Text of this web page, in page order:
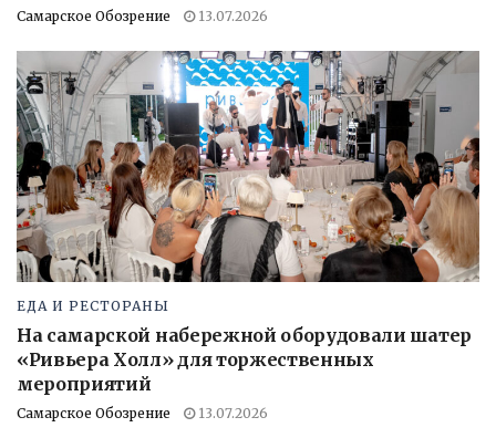
Самарское Обозрение 13.07.2026
ЕДА И РЕСТОРАНЫ
На самарской набережной оборудовали шатер
«Ривьера Холл» для торжественных
мероприятий
Самарское Обозрение 13.07.2026